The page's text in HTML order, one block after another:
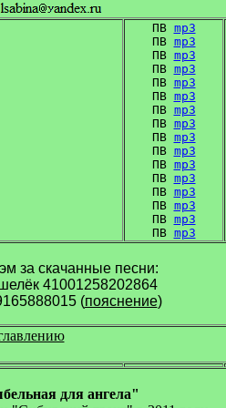
ПВ mp3
ПВ mp3
ПВ mp3
ПВ mp3
ПВ mp3
ПВ mp3
ПВ mp3
ПВ mp3
ПВ mp3
ПВ mp3
ПВ mp3
ПВ mp3
ПВ mp3
ПВ mp3
ПВ mp3
ПВ mp3
за скачанные песни:
41001258202864
(пояснение)
для ангела"